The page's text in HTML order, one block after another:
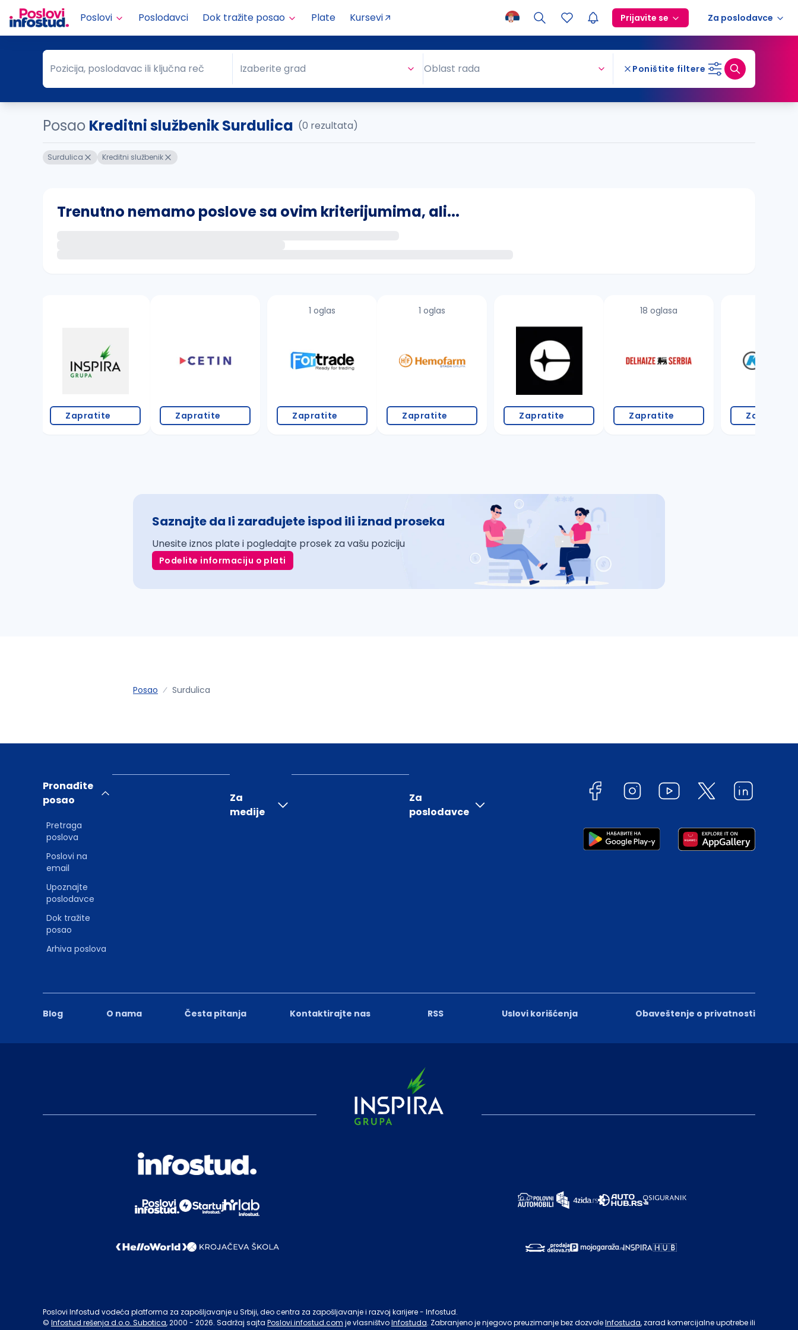
Poslovi Poslodavci Dok tražite posao Plate Kursevi Prijavite se Za poslodavce
Pozicija, poslodavac ili ključna reč
Pozicija, poslodavac ili ključna reč Grad
Izaberite grad Oblast rada Poništite filtere
Posao Kreditni službenik Surdulica (0 rezultata)
Surdulica Kreditni službenik
Trenutno nemamo poslove sa ovim kriterijumima, ali...
proverite pravopisne greške (koristite č, ć, š, đ, ž, dž)
povećajte radijus za odabrani grad
Zapratite Zapratite
1 oglas
Zapratite
1 oglas
Zapratite Zapratite
18 oglasa
Zapratite Zapratite
Saznajte da li zarađujete ispod ili iznad proseka
Unesite iznos plate i pogledajte prosek za vašu poziciju
Podelite informaciju o plati
Posao Surdulica
Blog O nama Česta pitanja Kontaktirajte nas RSS Uslovi korišćenja Obaveštenje o privatnosti
Pronađite
posao
Pretraga
poslova
Poslovi na
email
Upoznajte
poslodavce
Dok tražite
posao
Arhiva poslova
Za
medije
Za
poslodavce
Poslovi Infostud vodeća platforma za zapošljavanje u Srbiji, deo centra za zapošljavanje i razvoj karijere - Infostud.
© Infostud rešenja d.o.o. Subotica, 2000 - 2026. Sadržaj sajta Poslovi.infostud.com je vlasništvoInfostuda. Zabranjeno je njegovo preuzimanje bez dozvoleInfostuda, zarad komercijalne upotrebe ili